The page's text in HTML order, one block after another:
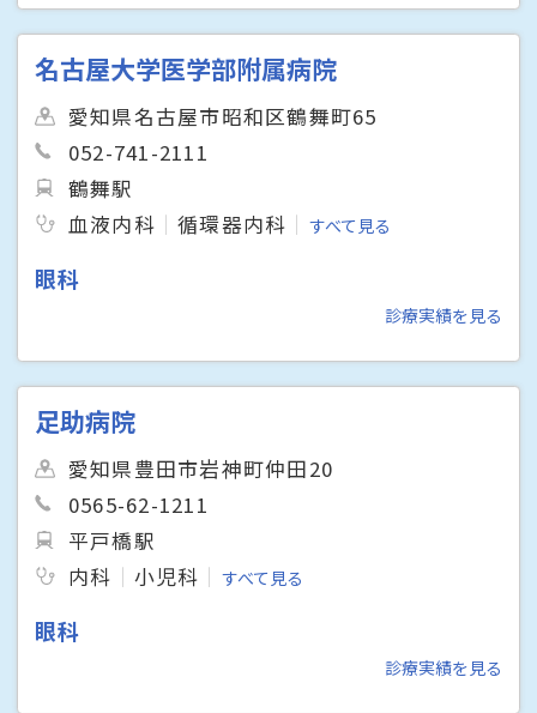
名古屋大学医学部附属病院
愛知県名古屋市昭和区鶴舞町65
052-741-2111
鶴舞駅
血液内科
循環器内科 すべて見る
眼科
診療実績を見る
足助病院
愛知県豊田市岩神町仲田20
0565-62-1211
平戸橋駅
内科
小児科 すべて見る
眼科
診療実績を見る